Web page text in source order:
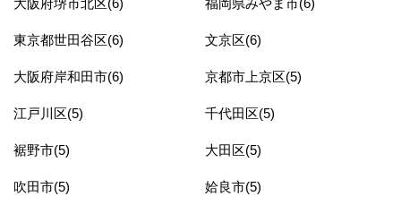
東京都世田谷区(6) 文京区(6)
大阪府岸和田市(6) 京都市上京区(5)
江戸川区(5) 千代田区(5)
裾野市(5) 大田区(5)
吹田市(5) 姶良市(5)